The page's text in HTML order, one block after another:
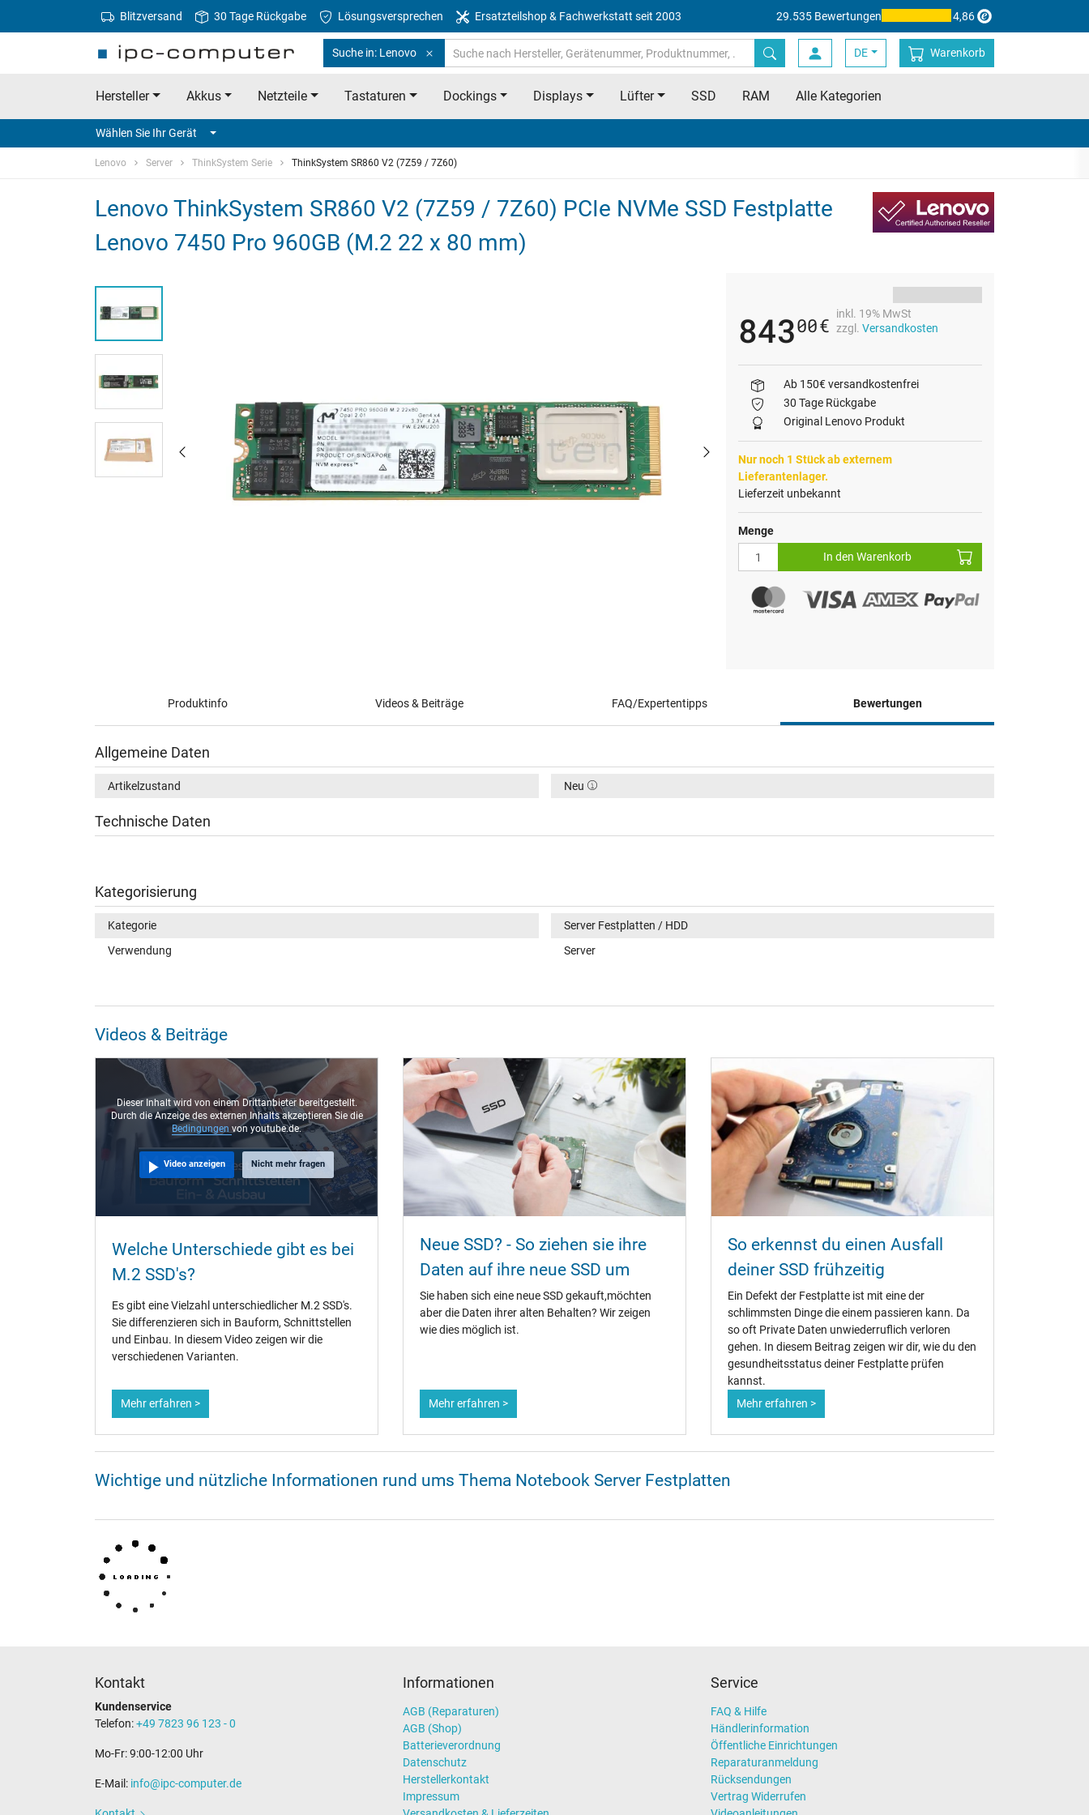
Blitzversand 30 Tage Rückgabe Lösungsversprechen Ersatzteilshop & Fachwerkstatt seit 2003 29.535 Bewertungen 4,86
Suche in: Lenovo DE Warenkorb
Hersteller Akkus Netzteile Tastaturen Dockings Displays Lüfter SSD RAM Alle Kategorien
Wählen Sie Ihr Gerät
Lenovo Server ThinkSystem Serie ThinkSystem SR860 V2 (7Z59 / 7Z60)
Lenovo ThinkSystem SR860 V2 (7Z59 / 7Z60) PCIe NVMe SSD Festplatte
Lenovo 7450 Pro 960GB (M.2 22 x 80 mm)
84300€
inkl. 19% MwSt
zzgl. Versandkosten
Ab 150€ versandkostenfrei
30 Tage Rückgabe
Original Lenovo Produkt
Nur noch 1 Stück ab externem
Lieferantenlager.
Lieferzeit unbekannt
Menge
In den Warenkorb
Produktinfo Videos & Beiträge FAQ/Expertentipps Bewertungen
Allgemeine Daten
Artikelzustand Neu
Technische Daten
Kategorisierung
Kategorie
Server Festplatten / HDD
Verwendung
Server
Videos & Beiträge
Dieser Inhalt wird von einem Drittanbieter bereitgestellt.
Durch die Anzeige des externen Inhalts akzeptieren Sie die
Bedingungen von youtube.de.
Video anzeigen Nicht mehr fragen
Welche Unterschiede gibt es bei
M.2 SSD's?
Es gibt eine Vielzahl unterschiedlicher M.2 SSD's.
Sie differenzieren sich in Bauform, Schnittstellen
und Einbau. In diesem Video zeigen wir die
verschiedenen Varianten.
Mehr erfahren >
Neue SSD? - So ziehen sie ihre
Daten auf ihre neue SSD um
Sie haben sich eine neue SSD gekauft,möchten
aber die Daten ihrer alten Behalten? Wir zeigen
wie dies möglich ist.
Mehr erfahren >
So erkennst du einen Ausfall
deiner SSD frühzeitig
Ein Defekt der Festplatte ist mit eine der
schlimmsten Dinge die einem passieren kann. Da
so oft Private Daten unwiederruflich verloren
gehen. In diesem Beitrag zeigen wir dir, wie du den
gesundheitsstatus deiner Festplatte prüfen
kannst.
Mehr erfahren >
Wichtige und nützliche Informationen rund ums Thema Notebook Server Festplatten
Kontakt
Kundenservice
Telefon:+49 7823 96 123 - 0
Mo-Fr: 9:00-12:00 Uhr
E-Mail: info@ipc-computer.de
Informationen
AGB (Reparaturen)
AGB (Shop)
Batterieverordnung
Datenschutz
Herstellerkontakt
Impressum
Service
FAQ & Hilfe
Händlerinformation
Öffentliche Einrichtungen
Reparaturanmeldung
Rücksendungen
Vertrag Widerrufen